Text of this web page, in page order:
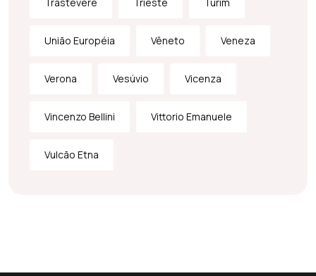
União Européia Vêneto Veneza
Verona Vesúvio Vicenza
Vincenzo Bellini Vittorio Emanuele
Vulcão Etna